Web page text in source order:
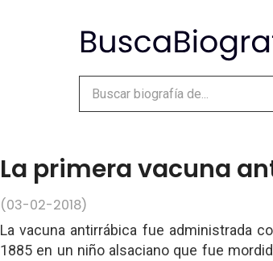
La primera vacuna
(03-02-2018)
La vacuna antirrábica fue administrada
1885 en un niño alsaciano que fue